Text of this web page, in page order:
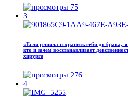
75
3
«Если решила сохранить себя до брака,
кто и зачем восстанавливает
хирурга
276
4